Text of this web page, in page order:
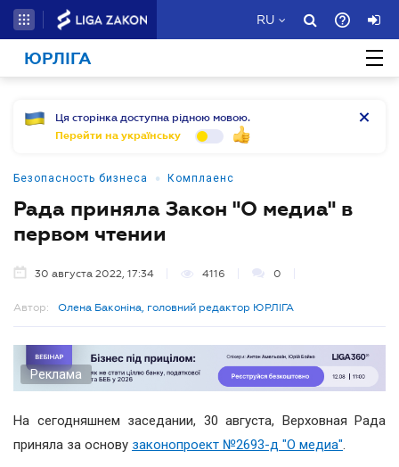
RU
ЮРЛІГА
Ця сторінка доступна рідною мовою.
Перейти на українську
Безопасность бизнеса • Комплаенс
Рада приняла Закон "О медиа" в
первом чтении
30 августа 2022, 17:34 4116 0
Автор: Олена Баконіна, головний редактор ЮРЛІГА
Реклама
На сегодняшнем заседании, 30 августа, Верховная Рада
приняла за основу законопроект №2693-д "О медиа".